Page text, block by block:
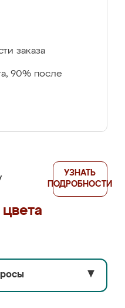
заказа
90% после
УЗНАТЬ
ПОДРОБНОСТИ
▼